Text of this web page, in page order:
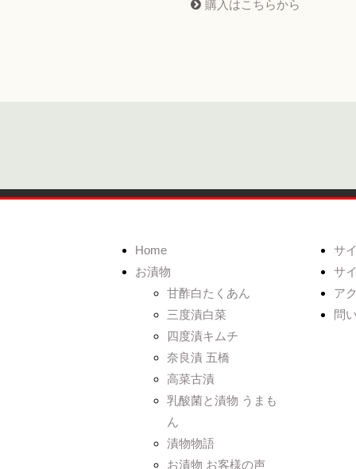
購入はこちらから
Home
お漬物
甘酢白たくあん
三度漬白菜
四度漬キムチ
奈良漬 五橋
高菜古漬
乳酸菌と漬物 うまも
ん
漬物物語
お漬物 お客様の声
サ
サ
ア
問